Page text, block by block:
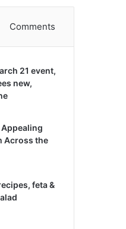
Comments
21 event,
new,
Across the
feta &